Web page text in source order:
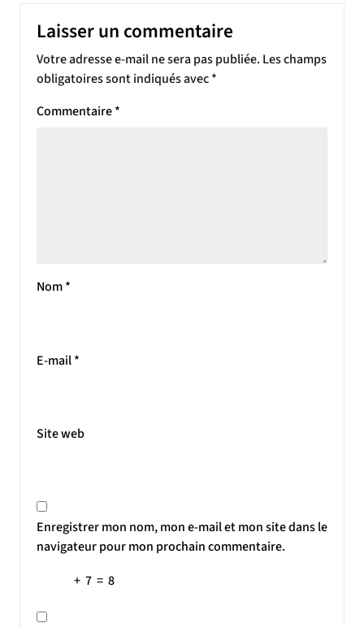
Laisser un commentaire
Votre adresse e-mail ne sera pas publiée. Les champs
obligatoires sont indiqués avec*
Commentaire*
Nom*
E-mail*
Site web
Enregistrer mon nom, mon e-mail et mon site dans le
navigateur pour mon prochain commentaire.
+ 7 = 8